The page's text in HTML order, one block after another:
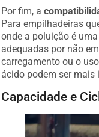
Por fim, a
Para empilhadeiras
onde a poluição é
adequadas por não
carregamento ou o
ácido podem ser mais
Capacidade e